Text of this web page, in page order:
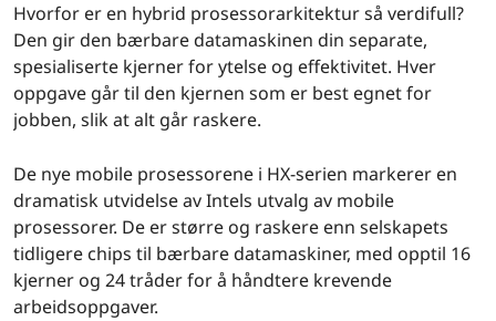
Hvorfor er en hybrid prosessorarkitektur så verdifull?
Den gir den bærbare datamaskinen din separate,
spesialiserte kjerner for ytelse og effektivitet. Hver
oppgave går til den kjernen som er best egnet for
jobben, slik at alt går raskere.
De nye mobile prosessorene i HX-serien markerer en
dramatisk utvidelse av Intels utvalg av mobile
prosessorer. De er større og raskere enn selskapets
tidligere chips til bærbare datamaskiner, med opptil 16
kjerner og 24 tråder for å håndtere krevende
arbeidsoppgaver.